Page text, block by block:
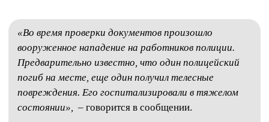
«Во время проверки документов произошло
вооруженное нападение на работников полиции.
Предварительно известно, что один полицейский
погиб на месте, еще один получил телесные
повреждения. Его госпитализировали в тяжелом
состоянии»,
– говорится в сообщении.